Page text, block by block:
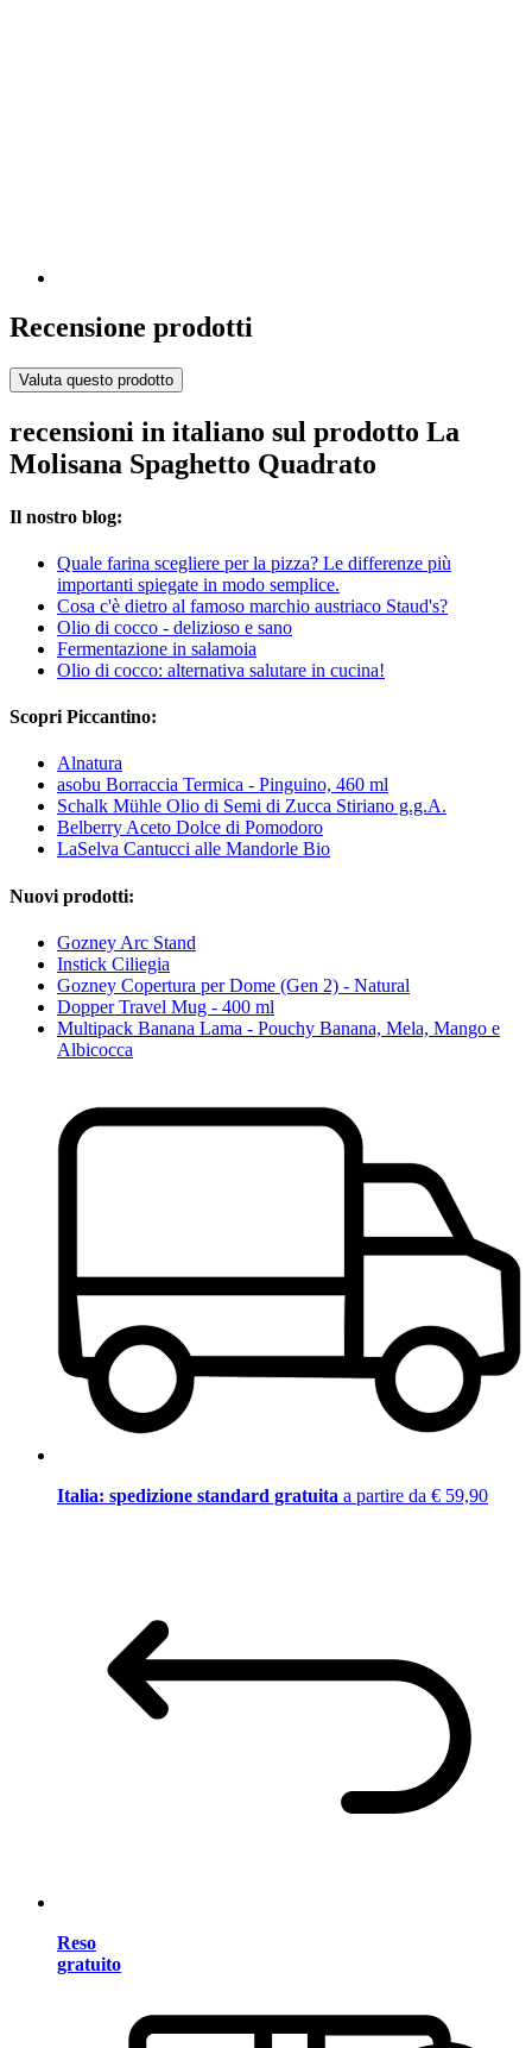
Recensione prodotti
Valuta questo prodotto
recensioni in italiano sul prodotto La
Molisana Spaghetto Quadrato
Il nostro blog:
Quale farina scegliere per la pizza? Le differenze più
importanti spiegate in modo semplice.
Cosa c'è dietro al famoso marchio austriaco Staud's?
Olio di cocco - delizioso e sano
Fermentazione in salamoia
Olio di cocco: alternativa salutare in cucina!
Scopri Piccantino:
Alnatura
asobu Borraccia Termica - Pinguino, 460 ml
Schalk Mühle Olio di Semi di Zucca Stiriano g.g.A.
Belberry Aceto Dolce di Pomodoro
LaSelva Cantucci alle Mandorle Bio
Nuovi prodotti:
Gozney Arc Stand
Instick Ciliegia
Gozney Copertura per Dome (Gen 2) - Natural
Dopper Travel Mug - 400 ml
Multipack Banana Lama - Pouchy Banana, Mela, Mango e
Albicocca
Italia: spedizione standard gratuita a partire da € 59,90
Reso
gratuito